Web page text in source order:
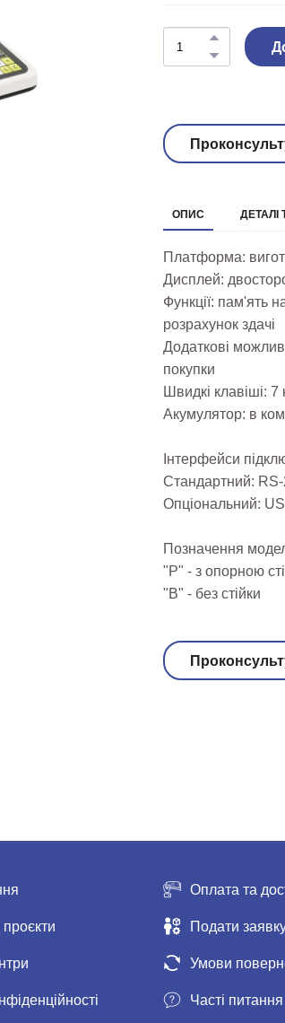
ОПИС ДЕТАЛІ
Платформа:
Дисплей:
Функції: пам'ять
розрахунок здачі
Додаткові
покупки
Швидкі клавіші:
Акумулятор: в
Інтерфейси
Стандартний:
Опціональний:
Позначення
"Р" - з опорною
"В" - без стійки
проєкти
Оплата та
Подати
Умови
Часті питання